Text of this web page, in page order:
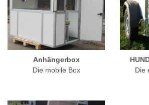
Anhängerbox
Die mobile Box
Die